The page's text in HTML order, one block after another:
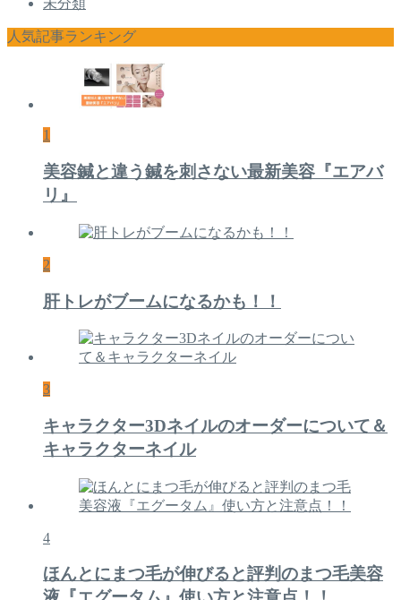
未分類
人気記事ランキング
1
美容鍼と違う鍼を刺さない最新美容『エアバ
リ』
2
肝トレがブームになるかも！！
3
キャラクター3Dネイルのオーダーについて＆
キャラクターネイル
4
ほんとにまつ毛が伸びると評判のまつ毛美容